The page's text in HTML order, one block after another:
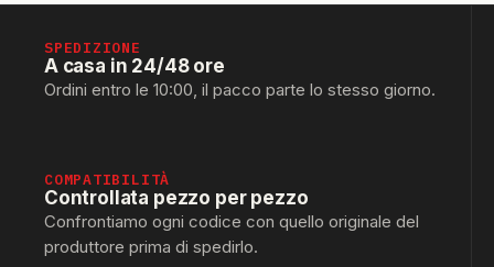
SPEDIZIONE
A casa in 24/48 ore
Ordini entro le 10:00, il pacco parte lo stesso giorno.
COMPATIBILITÀ
Controllata pezzo per pezzo
Confrontiamo ogni codice con quello originale del
produttore prima di spedirlo.